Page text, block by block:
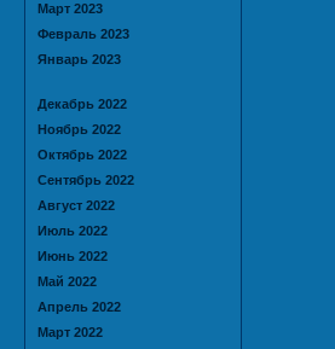
Март 2023
Февраль 2023
Январь 2023
Декабрь 2022
Ноябрь 2022
Октябрь 2022
Сентябрь 2022
Август 2022
Июль 2022
Июнь 2022
Май 2022
Апрель 2022
Март 2022